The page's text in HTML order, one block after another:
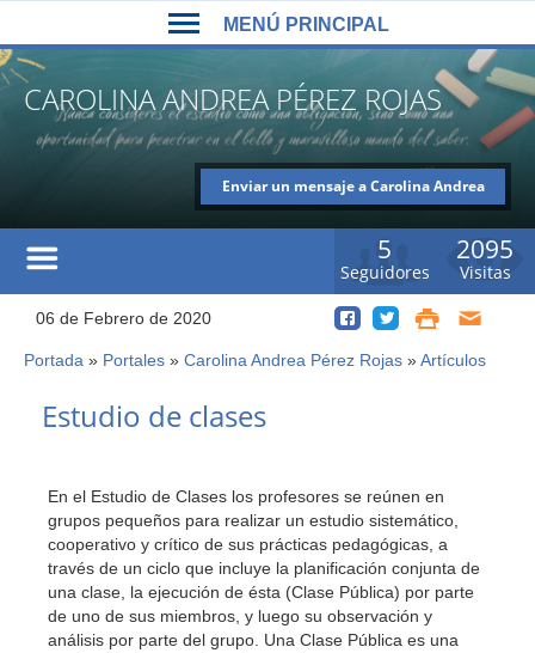
navigation
CAROLINA ANDREA PÉREZ ROJAS
Enviar un mensaje a Carolina Andrea
2095
Visitas
5
Seguidores
06 de Febrero de 2020
Usted
está
aquí
Portada » Portales » Carolina Andrea Pérez Rojas »Artículos
Estudio de clases
En el Estudio de Clases los profesores se reúnen en
grupos pequeños para realizar un estudio sistemático,
cooperativo y crítico de sus prácticas pedagógicas, a
través de un ciclo que incluye la planificación conjunta de
una clase, la ejecución de ésta (Clase Pública) por parte
de uno de sus miembros, y luego su observación y
análisis por parte del grupo. Una Clase Pública es una
top
MENÚ PRINCIPAL
MENÚ
PRINCIPAL